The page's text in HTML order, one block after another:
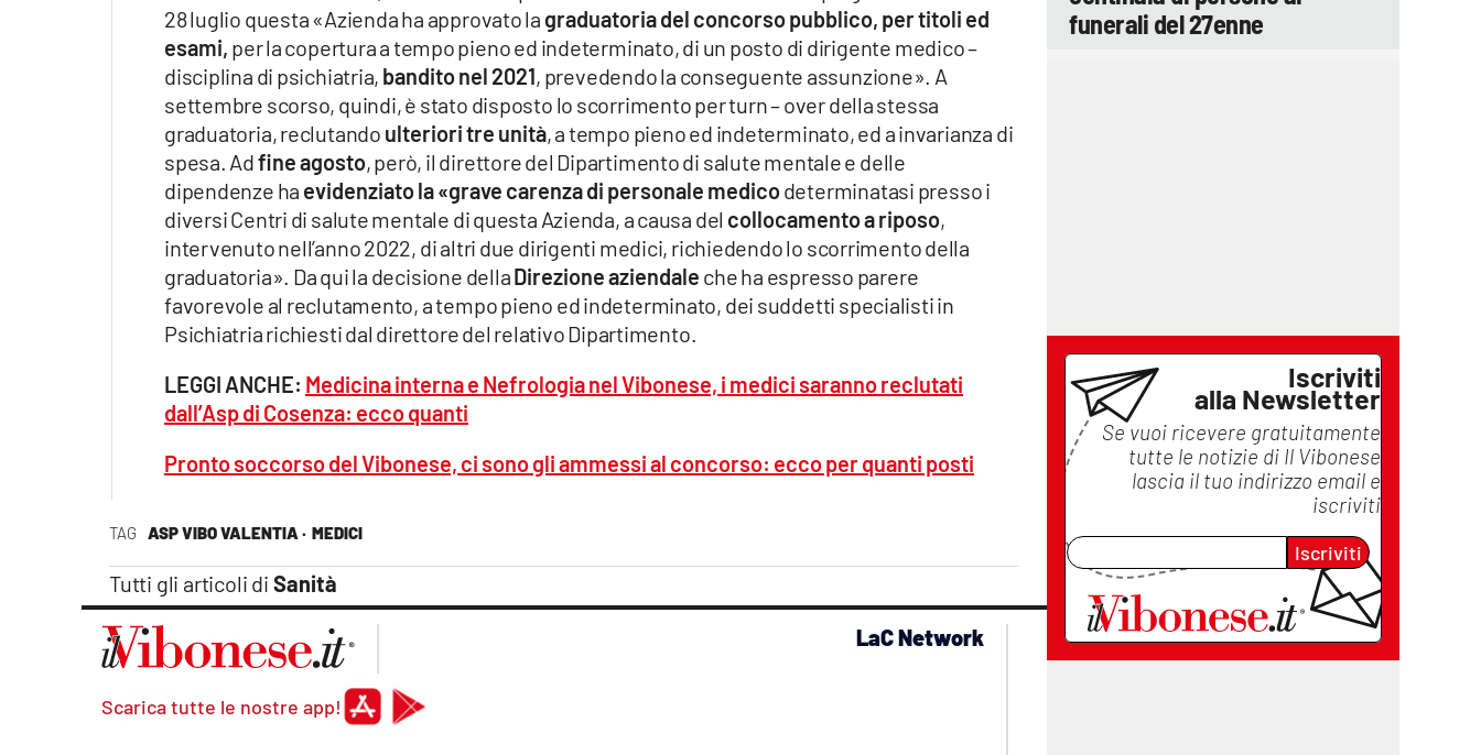
TAG ASP VIBO VALENTIA · MEDICI
Tutti gli articoli di Sanità
28 luglio questa «Azienda ha approvato la graduatoria del concorso pubblico, per titoli ed
esami, per la copertura a tempo pieno ed indeterminato, di un posto di dirigente medico –
disciplina di psichiatria, bandito nel 2021, prevedendo la conseguente assunzione». A
settembre scorso, quindi, è stato disposto lo scorrimento per turn – over della stessa
graduatoria, reclutando ulteriori tre unità, a tempo pieno ed indeterminato, ed a invarianza di
spesa. Adfine agosto, però, il direttore del Dipartimento di salute mentale e delle
dipendenze ha evidenziato la «grave carenza di personale medicodeterminatasi presso i
diversi Centri di salute mentale di questa Azienda, a causa del collocamento a riposo,
intervenuto nell’anno 2022, di altri due dirigenti medici, richiedendo lo scorrimento della
graduatoria». Da qui la decisione dellaDirezione aziendale che ha espresso parere
favorevole al reclutamento, a tempo pieno ed indeterminato, dei suddetti specialisti in
Psichiatria richiesti dal direttore del relativo Dipartimento.
LEGGI ANCHE: Medicina interna e Nefrologia nel Vibonese, i medici saranno reclutati
dall’Asp di Cosenza: ecco quanti
Pronto soccorso del Vibonese, ci sono gli ammessi al concorso: ecco per quanti posti
funerali del 27enne
Iscriviti
alla Newsletter
Se vuoi ricevere gratuitamente
tutte le notizie di Il Vibonese
lascia il tuo indirizzo email e
iscriviti
Iscriviti
Scarica tutte le nostre app!
LaC Network
lacplay.it
lactv.it
lacitymag.it
lacapitalenews.it